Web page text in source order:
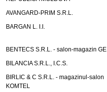
AVANGARD-PRIM S.R.L.
BARGAN L. I.I.
BENTECS S.R.L. - salon-magazin
BILANCIA S.R.L., I.C.S.
BIRLIC & C S.R.L. - magazinul-salon
KOMTEL